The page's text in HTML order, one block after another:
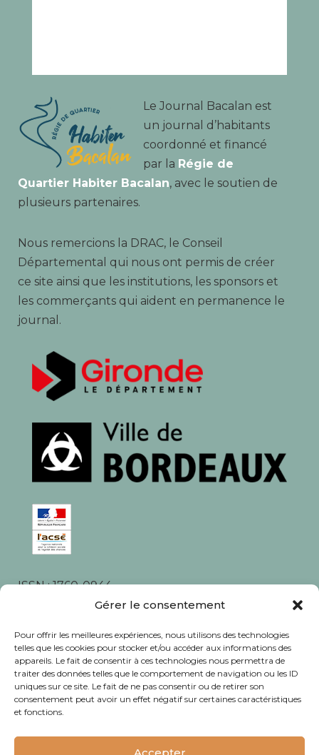
Gérer le consentement
Pour offrir les meilleures expériences, nous utilisons des technologies
telles que les cookies pour stocker et/ou accéder aux informations des
appareils. Le fait de consentir à ces technologies nous permettra de
traiter des données telles que le comportement de navigation ou les ID
uniques sur ce site. Le fait de ne pas consentir ou de retirer son
consentement peut avoir un effet négatif sur certaines caractéristiques
et fonctions.
Accepter
Le Journal Bacalan est
un journal d’habitants
coordonné et financé
par la Régie de
Quartier Habiter Bacalan, avec le soutien de
plusieurs partenaires.
Nous remercions la DRAC, le Conseil
Départemental qui nous ont permis de créer
ce site ainsi que les institutions, les sponsors et
les commerçants qui aident en permanence le
journal.
ISSN : 1760-0944
Rédaction, photos et corrections : habitants et
© Journal Bacalan 2024 - Tous droits